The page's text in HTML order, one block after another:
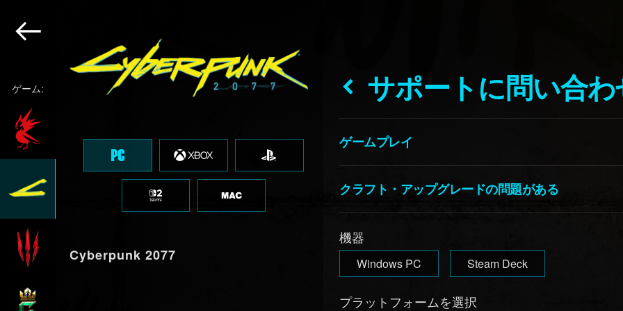
ゲーム:
Cyberpunk 2077
サポートに問い合
ゲームプレイ
クラフト・アップグレードの問題がある
機器
Windows PC Steam Deck
プラットフォームを選択